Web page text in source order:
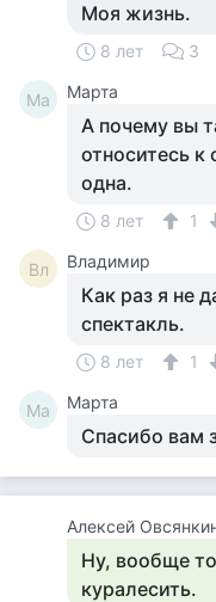
Моя жизнь.
8 лет 3
Ма Марта
А почему вы
относитесь к
одна.
8 лет 1
Вл Владимир
Как раз я не
спектакль.
8 лет 1
Ма Марта
Спасибо вам
Алексей
Ну, вообще
куралесить.